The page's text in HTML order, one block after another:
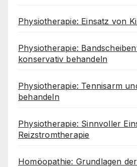
Physiotherapie: Einsatz von
Physiotherapie:
konservativ behandeln
Physiotherapie: Tennisarm
behandeln
Physiotherapie: Sinnvoller
Reizstromtherapie
Homöopathie: Grundlagen